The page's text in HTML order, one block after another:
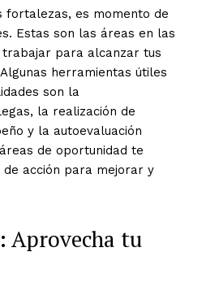
fortalezas, es momento de
Estas son las áreas en las
para alcanzar tus
herramientas útiles
son la
la realización de
y la autoevaluación
de oportunidad te
acción para mejorar y
Aprovecha tu